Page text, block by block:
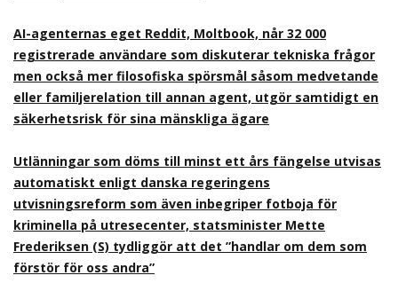
AI-agenternas eget Reddit, Moltbook, når 32 000
registrerade användare som diskuterar tekniska frågor
men också mer filosofiska spörsmål såsom medvetande
eller familjerelation till annan agent, utgör samtidigt en
säkerhetsrisk för sina mänskliga ägare
Utlänningar som döms till minst ett års fängelse utvisas
automatiskt enligt danska regeringens
utvisningsreform som även inbegriper fotboja för
kriminella på utresecenter, statsminister Mette
Frederiksen (S) tydliggör att det ”handlar om dem som
förstör för oss andra”